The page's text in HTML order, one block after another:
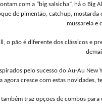
com a “big salsicha”, há o
de pimentão, catchup,
mussarela e
o pão é diferente dos clássicos e
pelo sucesso do Au-Au
agora cresce com estas novidades,
traz opções de combos